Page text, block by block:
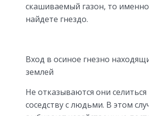
скашиваемый газон, то
найдете гнездо.
Вход в осиное гнезно
землей
Не отказываются они селиться
соседству с людьми. В этом